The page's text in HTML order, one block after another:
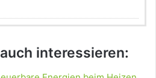
interessieren: